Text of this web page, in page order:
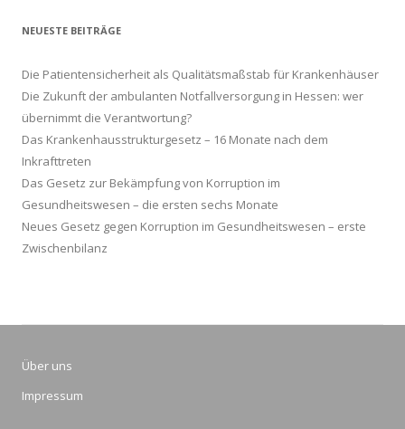
NEUESTE BEITRÄGE
Die Patientensicherheit als Qualitätsmaßstab für Krankenhäuser
Die Zukunft der ambulanten Notfallversorgung in Hessen: wer
übernimmt die Verantwortung?
Das Krankenhausstrukturgesetz – 16 Monate nach dem
Inkrafttreten
Das Gesetz zur Bekämpfung von Korruption im
Gesundheitswesen – die ersten sechs Monate
Neues Gesetz gegen Korruption im Gesundheitswesen – erste
Zwischenbilanz
Über uns
Impressum